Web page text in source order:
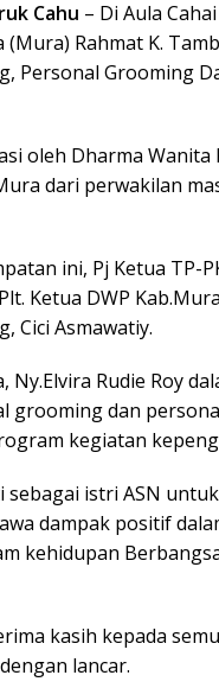
Cahu – Di Aula
Rahmat K.
Personal Grooming
oleh Dharma
dari perwakilan
ini, Pj Ketua TP-
Ketua DWP
Cici Asmawatiy.
Ny.Elvira Rudie Roy
grooming dan
kegiatan
sebagai istri ASN
dampak positif
kehidupan
kasih kepada
lancar.